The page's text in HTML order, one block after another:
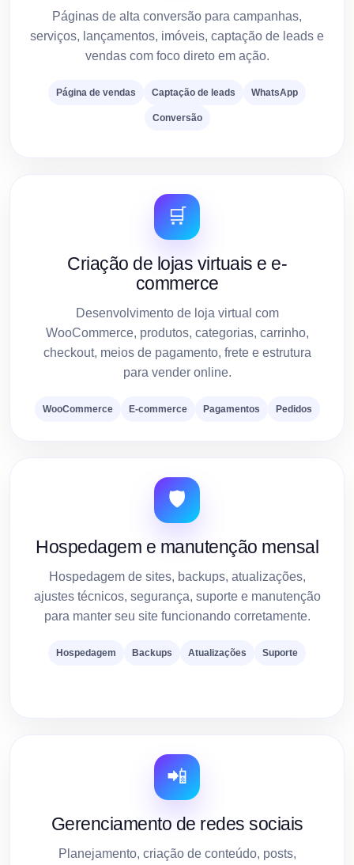
Páginas de alta conversão para campanhas,
serviços, lançamentos, imóveis, captação de leads e
vendas com foco direto em ação.
Página de vendas Captação de leads WhatsApp
Conversão
🛒
Criação de lojas virtuais e e-
commerce
Desenvolvimento de loja virtual com
WooCommerce, produtos, categorias, carrinho,
checkout, meios de pagamento, frete e estrutura
para vender online.
WooCommerce E-commerce Pagamentos Pedidos
🛡️
Hospedagem e manutenção mensal
Hospedagem de sites, backups, atualizações,
ajustes técnicos, segurança, suporte e manutenção
para manter seu site funcionando corretamente.
Hospedagem Backups Atualizações Suporte
📲
Gerenciamento de redes sociais
Planejamento, criação de conteúdo, posts,